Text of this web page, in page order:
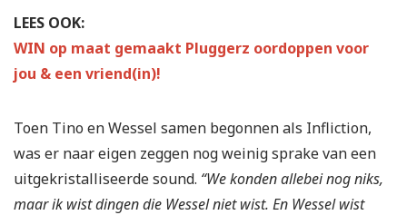
LEES OOK:
WIN op maat gemaakt Pluggerz oordoppen voor
jou & een vriend(in)!
Toen Tino en Wessel samen begonnen als Infliction,
was er naar eigen zeggen nog weinig sprake van een
uitgekristalliseerde sound. “We konden allebei nog niks,
maar ik wist dingen die Wessel niet wist. En Wessel wist